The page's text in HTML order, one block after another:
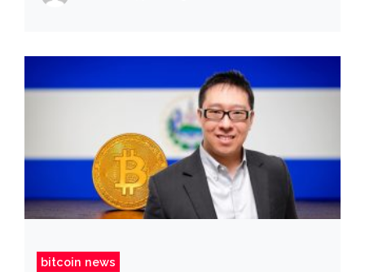
bitcoin news